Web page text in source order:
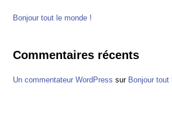
Bonjour tout le monde !
Commentaires récents
Un commentateur WordPress sur Bonjour tout